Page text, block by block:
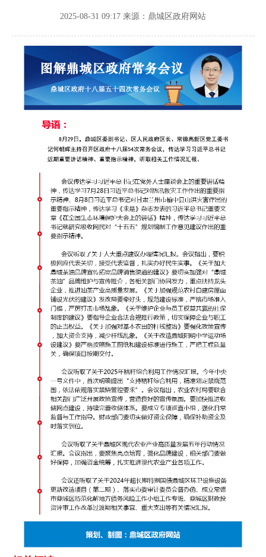
2025-08-31 09:17 来源：鼎城区政府网站